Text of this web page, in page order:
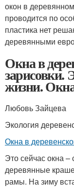
окон в
проводится по
пластика нет
деревянными
Окна в
зарисовки.
жизни.
Любовь Зайцева
Экология
Окна в
Это сейчас окна
деревянные
рамы. На зиму